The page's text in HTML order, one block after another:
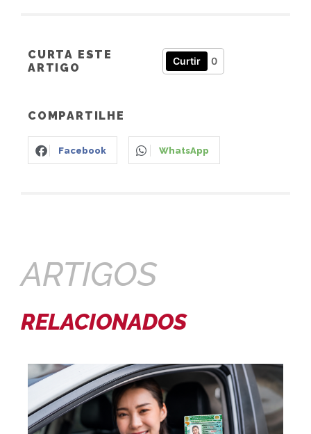
CURTA ESTE
ARTIGO
Curtir 0
COMPARTILHE
Facebook WhatsApp
ARTIGOS
RELACIONADOS